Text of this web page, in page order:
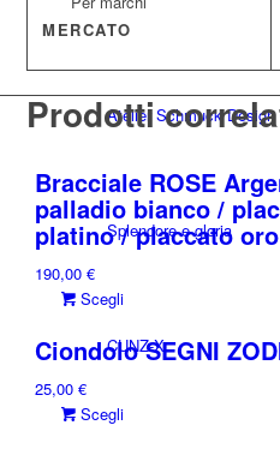
Atelier Schmuck Design
Splendore e gloria
CUNZ-X
MERCATO
Prodotti
Bracciale ROSE
palladio bianco /
platino / placcato
190,00€
Scegli
ha
Ciondolo SEGNI
25,00€
Scegli